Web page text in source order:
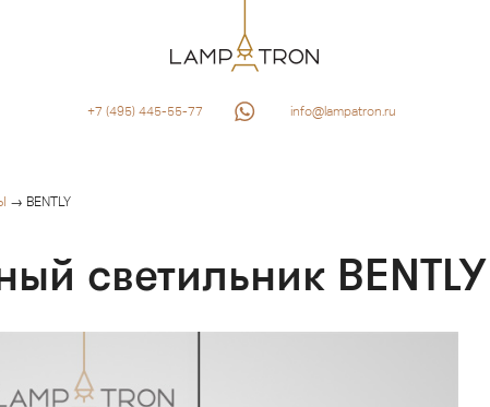
+7 (495) 445-55-77 info@lampatron.ru
→ BENTLY
светильник BENTLY